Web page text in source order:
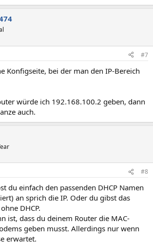
#7
Konfigseite, bei der man den IP-Bereich
würde ich 192.168.100.2 geben, dann
auch.
#8
du einfach den passenden DHCP Namen
an sprich die IP. Oder du gibst das
DHCP.
ist, dass du deinem Router die MAC-
geben musst. Allerdings nur wenn
erwartet.